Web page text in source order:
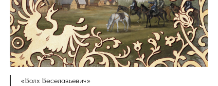
«Волх Веселавьевич»